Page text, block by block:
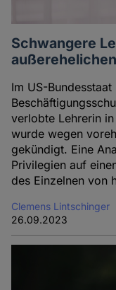
Schwangere
Im US-
verlobte Lehrerin
wurde wegen
gekündigt. Eine
Privilegien auf
des Einzelnen von
Clemens Lintschinger
26.09.2023